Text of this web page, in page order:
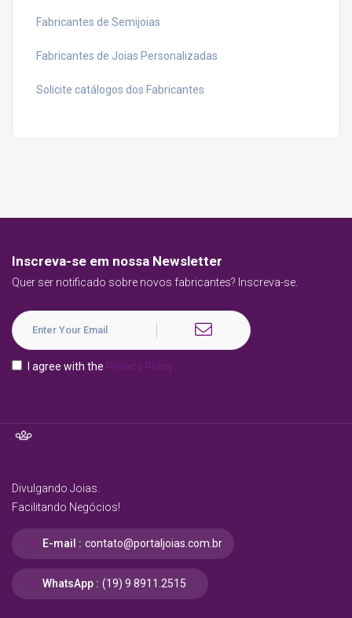
Fabricantes de Semijoias
Fabricantes de Joias Personalizadas
Solicite catálogos dos Fabricantes
Inscreva-se em nossa Newsletter
Quer ser notificado sobre novos fabricantes? Inscreva-se.
I agree with the Privacy Policy
Divulgando Joias.
Facilitando Negócios!
E-mail : contato@portaljoias.com.br
WhatsApp : (19) 9 8911.2515